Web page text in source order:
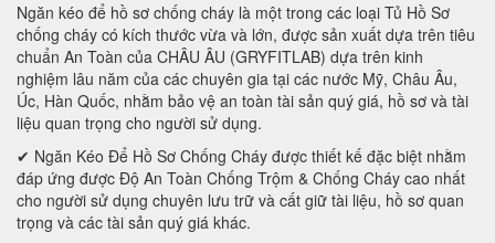
Ngăn kéo để hồ sơ chống cháy là một trong các loại Tủ Hồ Sơ
chống cháy có kích thước vừa và lớn, được sản xuất dựa trên tiêu
chuẩn An Toàn của CHÂU ÂU (GRYFITLAB) dựa trên kinh
nghiệm lâu năm của các chuyên gia tại các nước Mỹ, Châu Âu,
Úc, Hàn Quốc, nhằm bảo vệ an toàn tài sản quý giá, hồ sơ và tài
liệu quan trọng cho người sử dụng.
✔ Ngăn Kéo Để Hồ Sơ Chống Cháy được thiết kế đặc biệt nhằm
đáp ứng được Độ An Toàn Chống Trộm & Chống Cháy cao nhất
cho người sử dụng chuyên lưu trữ và cất giữ tài liệu, hồ sơ quan
trọng và các tài sản quý giá khác.